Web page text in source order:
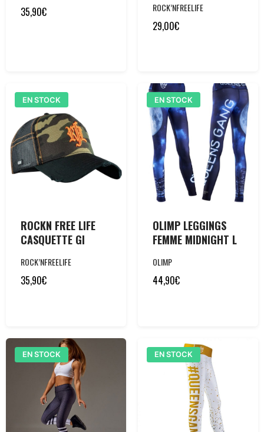
35,90€ ROCK’NFREELIFE
29,00€
EN STOCK
ROCKN FREE LIFE
CASQUETTE GI
ROCK’NFREELIFE
35,90€
EN STOCK
OLIMP LEGGINGS
FEMME MIDNIGHT L
OLIMP
44,90€
EN STOCK EN STOCK